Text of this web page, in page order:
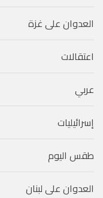
العدوان على غزة
اعتقالات
عربي
إسرائيليات
طقس اليوم
العدوان على لبنان